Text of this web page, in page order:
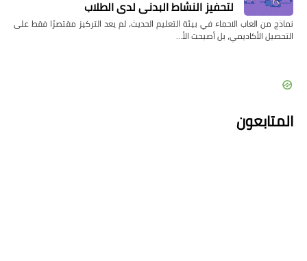
لتحفيز النشاط البدني لدى الطلاب
نماذج من العاب الاحماء في بيئة التعليم الحديث، لم يعد التركيز مقتصرًا فقط على
التحصيل الأكاديمي، بل أصبحت الأ…
المتابعون